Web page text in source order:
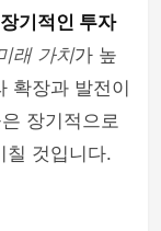
장기적인 투자
래 가치가 높
확장과 발전이
장기적으로
칠 것입니다.